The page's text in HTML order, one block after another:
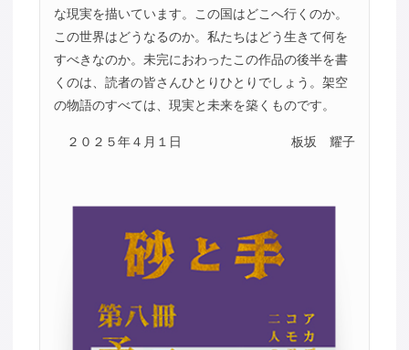
な現実を描いています。この国はどこへ行くのか。
この世界はどうなるのか。私たちはどう生きて何を
すべきなのか。未完におわったこの作品の後半を書
くのは、読者の皆さんひとりひとりでしょう。架空
の物語のすべては、現実と未来を築くものです。
２０２５年４月１日 板坂 耀子